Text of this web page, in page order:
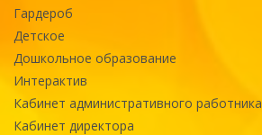
Гардероб
Детское
Дошкольное образование
Интерактив
Кабинет административного работника
Кабинет директора